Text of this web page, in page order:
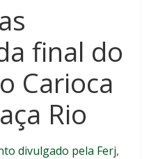
final do
Carioca
Rio
divulgado pela Ferj,